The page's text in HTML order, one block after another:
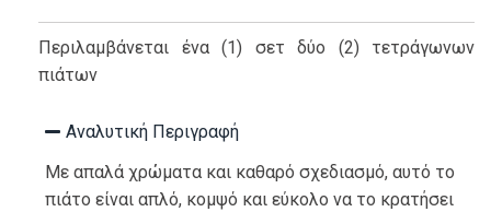
Περιλαμβάνεται ένα (1) σετ δύο (2) τετράγωνων
πιάτων
Αναλυτική Περιγραφή
Με απαλά χρώματα και καθαρό σχεδιασμό, αυτό το
πιάτο είναι απλό, κομψό και εύκολο να το κρατήσει